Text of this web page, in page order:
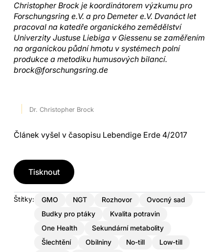
Christopher Brock je koordinátorem výzkumu pro
Forschungsring e.V. a pro Demeter e.V. Dvanáct let
pracoval na katedře organického zemědělství
Univerzity Justuse Liebiga v Giessenu se zaměřením
na organickou půdní hmotu v systémech polní
produkce a metodiku humusových bilancí.
brock@forschungsring.de
Dr. Christopher Brock
Článek vyšel v časopisu Lebendige Erde 4/2017
Tisknout
Štítky: GMO NGT Rozhovor
Ovocný sad
Budky pro ptáky
Kvalita potravin
One Health
Sekundární metabolity
Šlechtění
Obilniny No-till
Low-till